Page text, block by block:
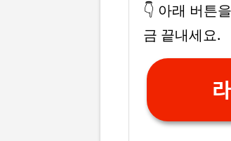
👇 아래 버튼
금 끝내세요.